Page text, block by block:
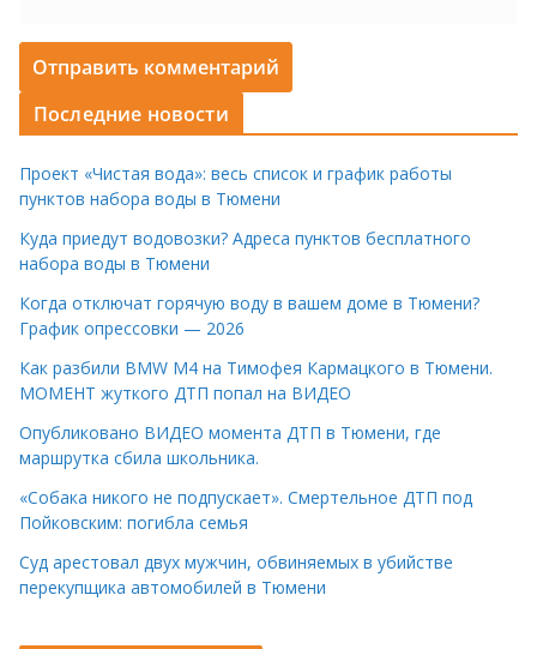
Последние новости
Проект «Чистая вода»: весь список и график работы
пунктов набора воды в Тюмени
Куда приедут водовозки? Адреса пунктов бесплатного
набора воды в Тюмени
Когда отключат горячую воду в вашем доме в Тюмени?
График опрессовки — 2026
Как разбили BMW M4 на Тимофея Кармацкого в Тюмени.
МОМЕНТ жуткого ДТП попал на ВИДЕО
Опубликовано ВИДЕО момента ДТП в Тюмени, где
маршрутка сбила школьника.
«Собака никого не подпускает». Смертельное ДТП под
Пойковским: погибла семья
Суд арестовал двух мужчин, обвиняемых в убийстве
перекупщика автомобилей в Тюмени